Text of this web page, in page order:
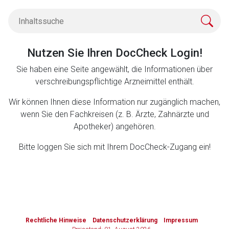
Nutzen Sie Ihren DocCheck Login!
Sie haben eine Seite angewählt, die Informationen über
verschreibungspflichtige Arzneimittel enthält.
Wir können Ihnen diese Information nur zugänglich machen,
wenn Sie den Fachkreisen (z. B. Ärzte, Zahnärzte und
Apotheker) angehören.
Bitte loggen Sie sich mit Ihrem DocCheck-Zugang ein!
Rechtliche Hinweise Datenschutzerklärung
Impressum
Zur Seite